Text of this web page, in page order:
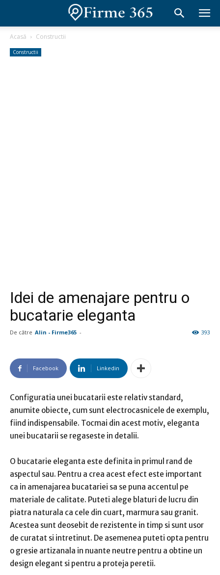
Acasă Constructii
Constructii
Idei de amenajare pentru o
bucatarie eleganta
De către Alin - Firme365 - 393
Facebook Linkedin
Configuratia unei bucatarii este relativ standard,
anumite obiecte, cum sunt electrocasnicele de exemplu,
fiind indispensabile. Tocmai din acest motiv, eleganta
unei bucatarii se regaseste in detalii.
O bucatarie eleganta este definita in primul rand de
aspectul sau. Pentru a crea acest efect este important
ca in amenajarea bucatariei sa se puna accentul pe
materiale de calitate. Puteti alege blaturi de lucru din
piatra naturala ca cele din cuart, marmura sau granit.
Acestea sunt deosebit de rezistente in timp si sunt usor
de curatat si intretinut. De asemenea puteti opta pentru
o gresie artizanala in nuante neutre pentru a obtine un
design elegant si pentru a proteja peretii.